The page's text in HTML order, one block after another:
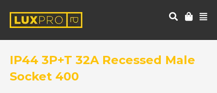
IP44 3P+T 32A Recessed Male
Socket 400